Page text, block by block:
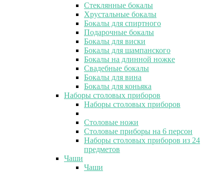
Стеклянные бокалы
Хрустальные бокалы
Бокалы для спиртного
Подарочные бокалы
Бокалы для виски
Бокалы для шампанского
Бокалы на длинной ножке
Свадебные бокалы
Бокалы для вина
Бокалы для коньяка
Наборы столовых приборов
Наборы столовых приборов
Столовые ножи
Столовые приборы на 6 персон
Наборы столовых приборов из 24
предметов
Чаши
Чаши